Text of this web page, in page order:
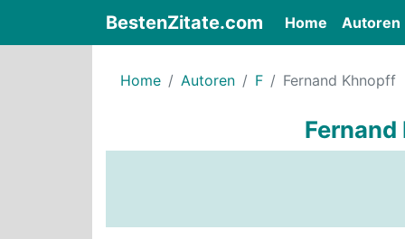
BestenZitate.com Home (current)
Autoren
Home Autoren F Fernand Khnopff